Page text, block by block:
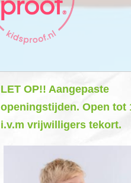
LET OP!! Aangepaste
openingstijden. Open tot
i.v.m vrijwilligers tekort.